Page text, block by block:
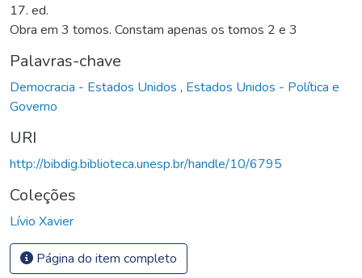
17. ed.
Obra em 3 tomos. Constam apenas os tomos 2 e 3
Palavras-chave
Democracia - Estados Unidos , Estados Unidos - Política e
Governo
URI
http://bibdig.biblioteca.unesp.br/handle/10/6795
Coleções
Lívio Xavier
Página do item completo